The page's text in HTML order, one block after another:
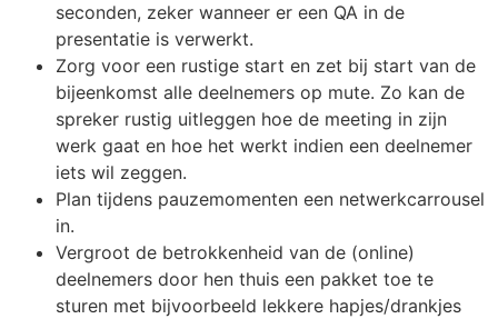
seconden, zeker wanneer er een QA in de
presentatie is verwerkt.
Zorg voor een rustige start en zet bij start van de
bijeenkomst alle deelnemers op mute. Zo kan de
spreker rustig uitleggen hoe de meeting in zijn
werk gaat en hoe het werkt indien een deelnemer
iets wil zeggen.
Plan tijdens pauzemomenten een netwerkcarrousel
in.
Vergroot de betrokkenheid van de (online)
deelnemers door hen thuis een pakket toe te
sturen met bijvoorbeeld lekkere hapjes/drankjes